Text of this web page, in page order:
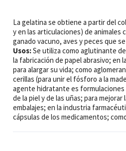
La gelatina se obtiene a partir del
y en las articulaciones) de animales
ganado vacuno, aves y peces que
Usos:Se utiliza como aglutinante
la fabricación de papel abrasivo; en
para alargar su vida; como
cerillas (para unir el fósforo a la
agente hidratante es formulaciones
de la piel y de las uñas; para
embalajes; en la industria
cápsulas de los medicamentos;